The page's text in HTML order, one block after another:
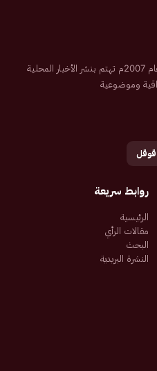
صحيفة إلكترونية سعودية تم تأسيسها عام 2007م تهتم بنشر الأخبار المحلية
وموضوعية
روابط سريعة
الرئيسية
مقالات الرأي
البحث
النشرة البريدية